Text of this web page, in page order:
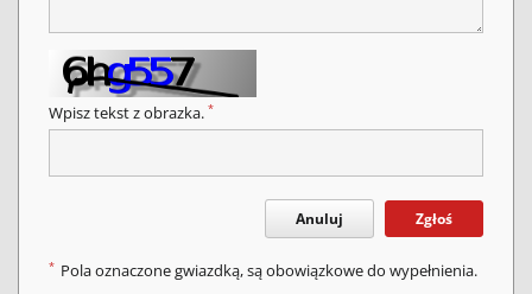
Wpisz tekst z obrazka. *
Anuluj Zgłoś
* Pola oznaczone gwiazdką, są obowiązkowe do wypełnienia.